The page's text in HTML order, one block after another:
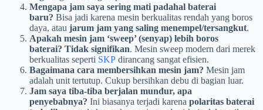
Mengapa jam saya sering mati padahal baterai
baru? Bisa jadi karena mesin berkualitas rendah yang boros
daya, atau jarum jam yang saling menempel/tersangkut.
Apakah mesin jam ‘sweep’ (senyap) lebih boros
baterai? Tidak signifikan. Mesin sweep modern dari merek
berkualitas seperti SKP dirancang sangat efisien.
Bagaimana cara membersihkan mesin jam? Mesin jam
adalah unit tertutup. Cukup bersihkan debu di bagian luar.
Jam saya tiba-tiba berjalan mundur, apa
penyebabnya? Ini biasanya terjadi karena polaritas baterai